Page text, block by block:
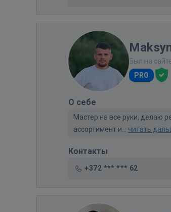
Был на
PRO
О себе
Мастер на все руки, делаю
ассортимент и... читать
Контакты
+372 *** *** 62